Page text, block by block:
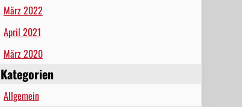
März 2022
April 2021
März 2020
Kategorien
Allgemein